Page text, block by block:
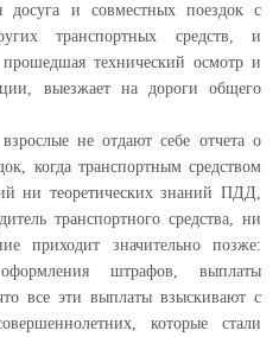
досуга и совместных поездок с
транспортных средств, и
технический осмотр и
выезжает на дороги общего
не отдают себе отчета о
когда транспортным средством
ни теоретических знаний ПДД,
транспортного средства, ни
приходит значительно позже:
штрафов, выплаты
все эти выплаты взыскивают с
которые стали